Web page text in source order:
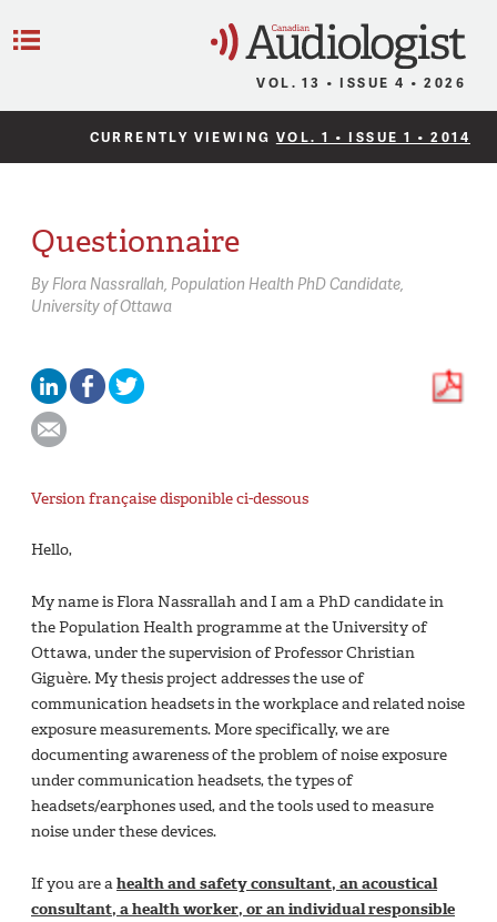
VOL. 13 • ISSUE 4 • 2026
CURRENTLY VIEWING VOL. 1 • ISSUE 1 • 2014
Questionnaire
ByFlora Nassrallah, Population Health PhD Candidate,
University of Ottawa
Version française disponible ci-dessous
Hello,
My name is Flora Nassrallah and I am a PhD candidate in
the Population Health programme at the University of
Ottawa, under the supervision of Professor Christian
Giguère. My thesis project addresses the use of
communication headsets in the workplace and related noise
exposure measurements. More specifically, we are
documenting awareness of the problem of noise exposure
under communication headsets, the types of
headsets/earphones used, and the tools used to measure
noise under these devices.
If you are ahealth and safety consultant, an acoustical
consultant, a health worker, or an individual responsible